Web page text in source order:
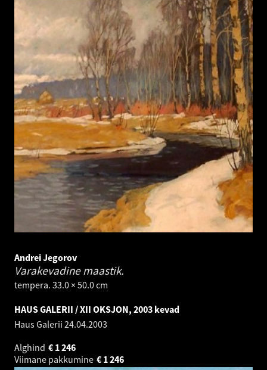
Andrei Jegorov
Varakevadine maastik.
tempera. 33.0 × 50.0 cm
HAUS GALERII / XII OKSJON, 2003 kevad
Haus Galerii 24.04.2003
Alghind
1 246
€
Viimane pakkumine
1 246
€